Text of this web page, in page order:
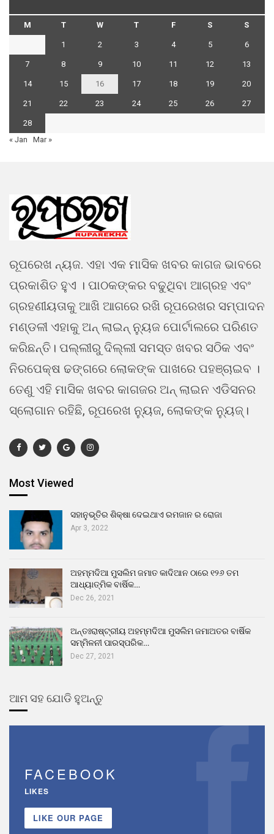
M T W T F S S
1 2 3 4 5 6
7 8 9 10 11 12 13
14 15 16 17 18 19 20
21 22 23 24 25 26 27
28
« Jan
Mar »
ରୂପରେଖ ନ୍ୟଜ. ଏହା ଏକ ମାସିକ ଖବର କାଗଜ ଭାବରେ
ପ୍ରକାଶିତ ହୁଏ । ପାଠକଙ୍କର ବଢୁଥିବା ଆଗ୍ରହ ଏବଂ
ଗ୍ରହଣୀୟତାକୁ ଆଖି ଆଗରେ ରଖି ରୂପରେଖର ସମ୍ପାଦନ
ମଣ୍ଡଳୀ ଏହାକୁ ଅନ୍ ଲାଇନ୍ ନ୍ୟୁଜ ପୋର୍ଟାଲରେ ପରିଣତ
କରିଛନ୍ତି। ପଲ୍ଲୀରୁ ଦିଲ୍ଲୀ ସମସ୍ତ ଖବର ସଠିକ ଏବଂ
ନିରପେକ୍ଷ ଢଙ୍ଗରେ ଲୋକଙ୍କ ପାଖରେ ପହଞ୍ଚାଇବ ।
ତେଣୁ ଏହି ମାସିକ ଖବର କାଗଜର ଅନ୍ ଲାଇନ ଏଡିସନର
ସ୍ଲୋଗାନ ରହିଛି, ରୂପରେଖ ନ୍ୟୁଜ, ଲୋକଙ୍କ ନ୍ୟୁଜ୍।
Most Viewed
ସହାନୁଭୂତିର ଶିକ୍ଷା ଦେଇଥାଏ ରମଜାନ ର ରୋଜା
Apr 3, 2022
ଅହମ୍ମଦିଆ ମୁସଲିମ ଜମାତ କାଦିଆନ ଠାରେ ୧୨୬ ତମ
ଆଧ୍ୟାତ୍ମିକ ବାର୍ଷିକ…
Dec 26, 2021
ଅନ୍ତଃରାଷ୍ଟ୍ରୀୟ ଅହମ୍ମଦିଆ ମୁସଲିମ ଜମାଅତର ବାର୍ଷିକ
ସମ୍ମିଳନୀ ପାରସ୍ପରିକ…
Dec 27, 2021
ଆମ ସହ ଯୋଡି ହୁଅନ୍ତୁ
FACEBOOK
LIKES
LIKE OUR PAGE